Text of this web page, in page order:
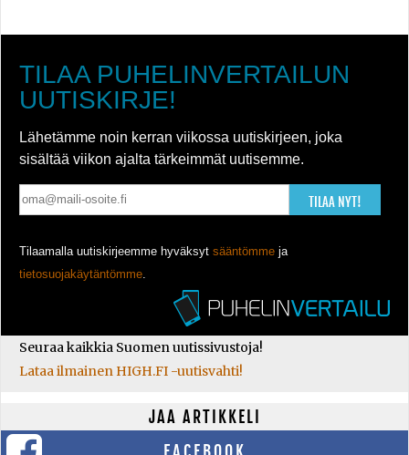
TILAA PUHELINVERTAILUN
UUTISKIRJE!
Lähetämme noin kerran viikossa uutiskirjeen, joka
sisältää viikon ajalta tärkeimmät uutisemme.
TILAA NYT!
Tilaamalla uutiskirjeemme hyväksyt sääntömme ja
tietosuojakäytäntömme
Seuraa kaikkia Suomen uutissivustoja!
Lataa ilmainen HIGH.FI -uutisvahti!
JAA ARTIKKELI